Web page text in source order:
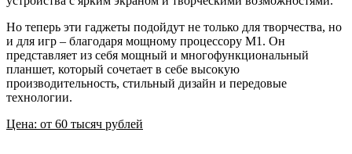
Но теперь эти гаджеты подойдут не только для творчества, но
и для игр – благодаря мощному процессору M1. Он
представляет из себя мощный и многофункциональный
планшет, который сочетает в себе высокую
производительность, стильный дизайн и передовые
технологии.
Цена: от 60 тысяч рублей